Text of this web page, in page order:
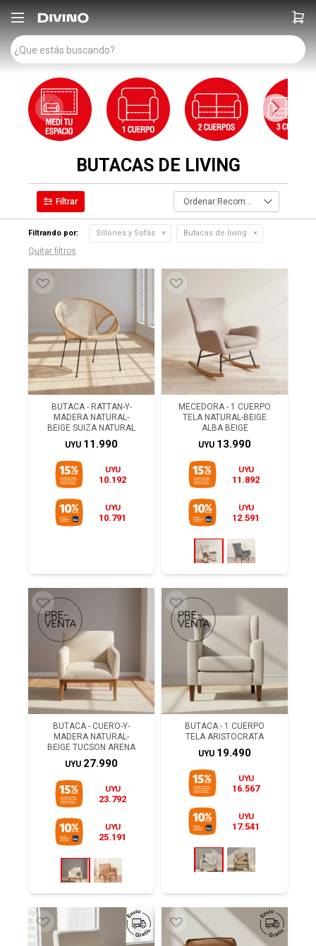

BUTACAS DE LIVING
Recomendados
Filtrando por: Sillones y Sofás Butacas de living
Quitar filtros
BUTACA - RATTAN-Y-
MADERA NATURAL-
BEIGE SUIZA NATURAL
UYU 11.990
UYU
10.192
UYU
10.791
MECEDORA - 1 CUERPO
TELA NATURAL-BEIGE
ALBA BEIGE
UYU 13.990
UYU
11.892
UYU
12.591
BUTACA - CUERO-Y-
MADERA NATURAL-
BEIGE TUCSON ARENA
UYU 27.990
UYU
23.792
UYU
25.191
BUTACA - 1 CUERPO
TELA ARISTOCRATA
UYU 19.490
UYU
16.567
UYU
17.541